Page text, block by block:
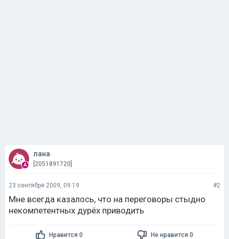
лана
[2051891720]
23 сентября 2009, 09:19 #2
Мне всегда казалось, что на переговоры стыдно
некомпетентных дурёх приводить
Нравится 0 Не нравится 0